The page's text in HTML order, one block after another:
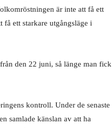
är inte att få ett
få ett starkare utgångsläge i
den 22 juni, så länge man fick
kontroll. Under de senaste
samlade känslan av att ha